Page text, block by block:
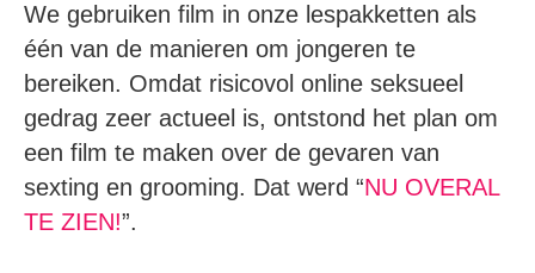
We gebruiken film in onze lespakketten als
één van de manieren om jongeren te
bereiken. Omdat risicovol online seksueel
gedrag zeer actueel is, ontstond het plan om
een film te maken over de gevaren van
sexting en grooming. Dat werd “NU OVERAL
TE ZIEN!”.